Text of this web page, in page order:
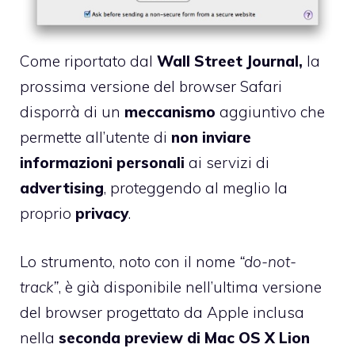
Come riportato dal Wall Street Journal, la
prossima versione del browser Safari
disporrà di un meccanismo aggiuntivo che
permette all’utente di non inviare
informazioni personali ai servizi di
advertising, proteggendo al meglio la
proprio privacy.
Lo strumento, noto con il nome “do-not-
track”, è già disponibile nell’ultima versione
del browser progettato da Apple inclusa
nella seconda preview di Mac OS X Lion